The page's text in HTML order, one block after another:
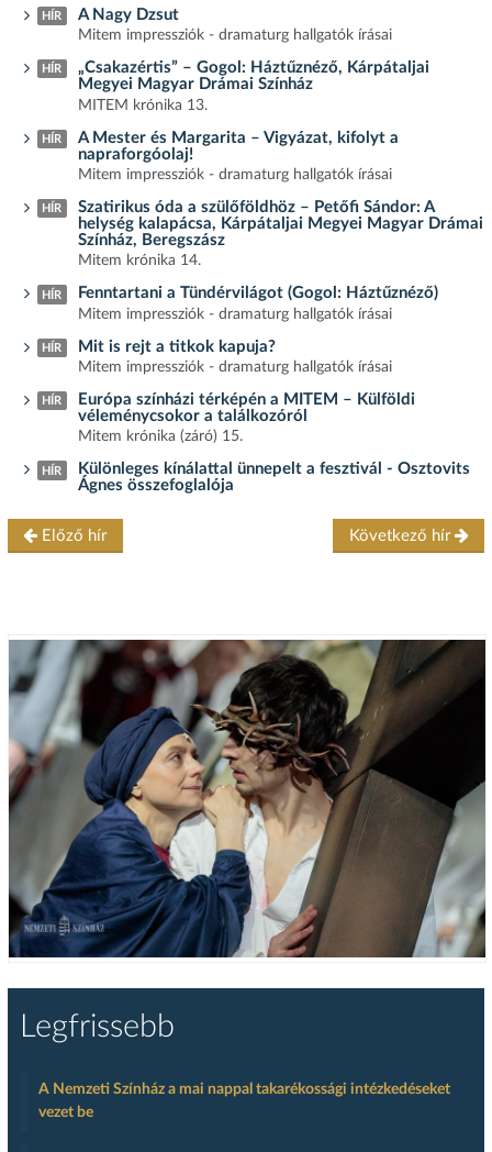
HÍR A Nagy Dzsut
Mitem impressziók - dramaturg hallgatók írásai
HÍR
„Csakazértis” – Gogol: Háztűznéző, Kárpátaljai
Megyei Magyar Drámai Színház
MITEM krónika 13.
HÍR
A Mester és Margarita – Vigyázat, kifolyt a
napraforgóolaj!
Mitem impressziók - dramaturg hallgatók írásai
HÍR
Szatirikus óda a szülőföldhöz – Petőfi Sándor: A
helység kalapácsa, Kárpátaljai Megyei Magyar Drámai
Színház, Beregszász
Mitem krónika 14.
HÍR Fenntartani a Tündérvilágot (Gogol: Háztűznéző)
Mitem impressziók - dramaturg hallgatók írásai
HÍR Mit is rejt a titkok kapuja?
Mitem impressziók - dramaturg hallgatók írásai
HÍR
Európa színházi térképén a MITEM – Külföldi
véleménycsokor a találkozóról
Mitem krónika (záró) 15.
HÍR
Különleges kínálattal ünnepelt a fesztivál - Osztovits
Ágnes összefoglalója
Előző hír Következő hír
Legfrissebb
A Nemzeti Színház a mai nappal takarékossági intézkedéseket
vezet be